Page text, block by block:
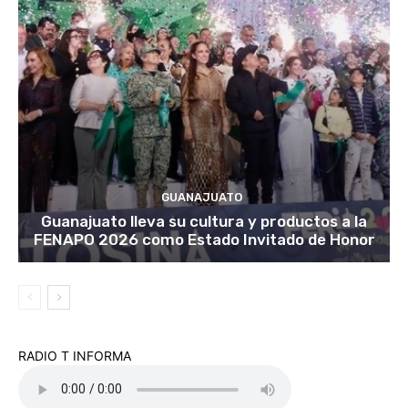
GUANAJUATO
Guanajuato lleva su cultura y productos a la
FENAPO 2026 como Estado Invitado de Honor
RADIO T INFORMA